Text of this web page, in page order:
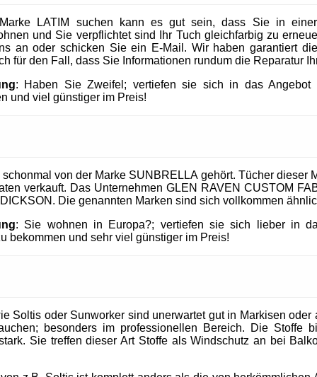
LATIM suchen kann es gut sein, dass Sie in
und Sie verpflichtet sind Ihr Tuch gleichfarbig zu
an oder schicken Sie ein E-Mail. Wir haben garantiert
für den Fall, dass Sie Informationen rundum die Reparatur
: Haben Sie Zweifel; vertiefen sie sich in das Angebot
und viel günstiger im Preis!
von der Marke SUNBRELLA gehört. Tücher dieser
verkauft. Das Unternehmen GLEN RAVEN CUSTOM
Die genannten Marken sind sich vollkommen
: Sie wohnen in Europa?; vertiefen sie sich lieber in
bekommen und sehr viel günstiger im Preis!
Soltis oder Sunworker sind unerwartet gut in Markisen oder
besonders im professionellen Bereich. Die Stoffe
Sie treffen dieser Art Stoffe als Windschutz an bei